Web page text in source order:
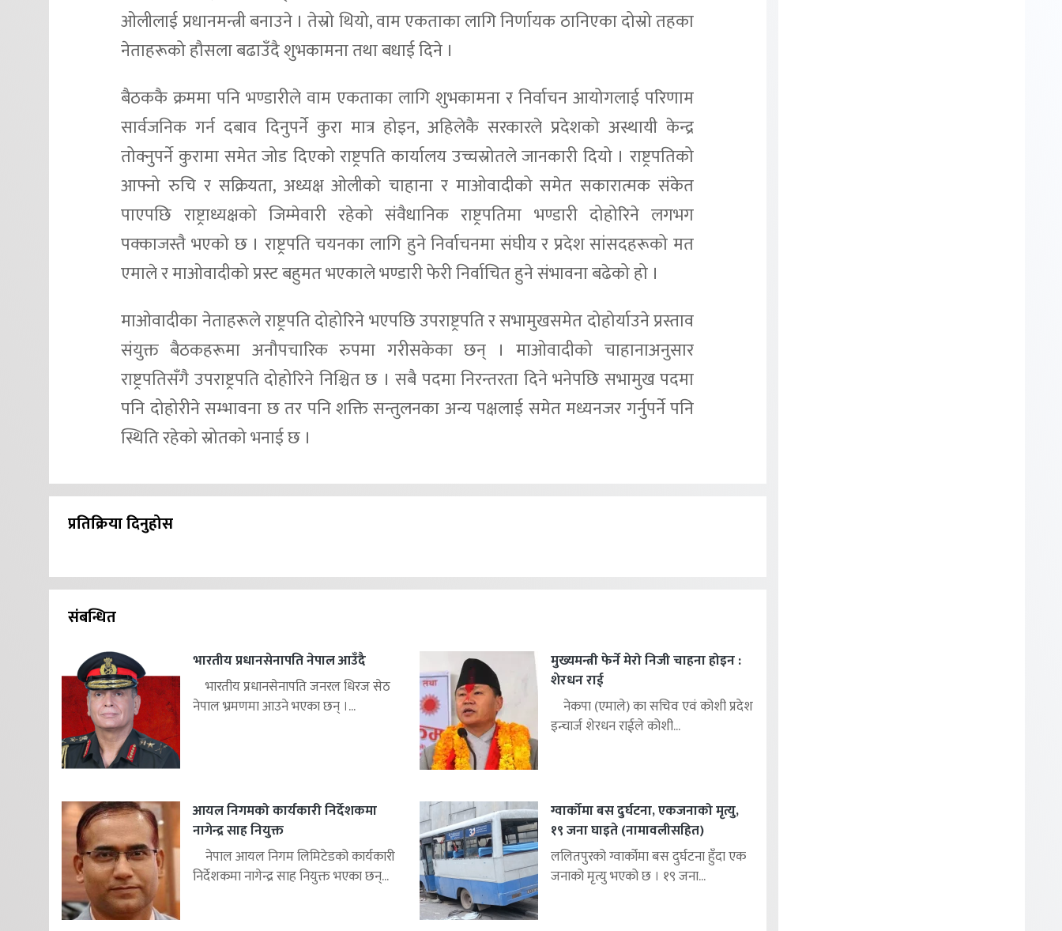
ओलीलाई प्रधानमन्त्री बनाउने । तेस्रो थियो, वाम एकताका लागि निर्णायक ठानिएका दोस्रो तहका
नेताहरूको हौसला बढाउँदै शुभकामना तथा बधाई दिने ।
बैठककै क्रममा पनि भण्डारीले वाम एकताका लागि शुभकामना र निर्वाचन आयोगलाई परिणाम
सार्वजनिक गर्न दबाव दिनुपर्ने कुरा मात्र होइन, अहिलेकै सरकारले प्रदेशको अस्थायी केन्द्र
तोक्नुपर्ने कुरामा समेत जोड दिएको राष्ट्रपति कार्यालय उच्चस्रोतले जानकारी दियो । राष्ट्रपतिको
आफ्नो रुचि र सक्रियता, अध्यक्ष ओलीको चाहाना र माओवादीको समेत सकारात्मक संकेत
पाएपछि राष्ट्राध्यक्षको जिम्मेवारी रहेको संवैधानिक राष्ट्रपतिमा भण्डारी दोहोरिने लगभग
पक्काजस्तै भएको छ । राष्ट्रपति चयनका लागि हुने निर्वाचनमा संघीय र प्रदेश सांसदहरूको मत
एमाले र माओवादीको प्रस्ट बहुमत भएकाले भण्डारी फेरी निर्वाचित हुने संभावना बढेको हो ।
माओवादीका नेताहरूले राष्ट्रपति दोहोरिने भएपछि उपराष्ट्रपति र सभामुखसमेत दोहोर्याउने प्रस्ताव
संयुक्त बैठकहरूमा अनौपचारिक रुपमा गरीसकेका छन् । माओवादीको चाहानाअनुसार
राष्ट्रपतिसँगै उपराष्ट्रपति दोहोरिने निश्चित छ । सबै पदमा निरन्तरता दिने भनेपछि सभामुख पदमा
पनि दोहोरीने सम्भावना छ तर पनि शक्ति सन्तुलनका अन्य पक्षलाई समेत मध्यनजर गर्नुपर्ने पनि
स्थिति रहेको स्रोतको भनाई छ ।
प्रतिक्रिया दिनुहोस
संबन्धित
भारतीय प्रधानसेनापति नेपाल आउँदै
भारतीय प्रधानसेनापति जनरल धिरज सेठ
नेपाल भ्रमणमा आउने भएका छन् ।...
मुख्यमन्त्री फेर्ने मेरो निजी चाहना होइन :
शेरधन राई
नेकपा (एमाले) का सचिव एवं कोशी प्रदेश
इन्चार्ज शेरधन राईले कोशी...
आयल निगमको कार्यकारी निर्देशकमा
नागेन्द्र साह नियुक्त
नेपाल आयल निगम लिमिटेडको कार्यकारी
निर्देशकमा नागेन्द्र साह नियुक्त भएका छन्...
ग्वार्कोमा बस दुर्घटना, एकजनाको मृत्यु,
१९ जना घाइते (नामावलीसहित)
ललितपुरको ग्वार्कोमा बस दुर्घटना हुँदा एक
जनाको मृत्यु भएको छ । १९ जना...